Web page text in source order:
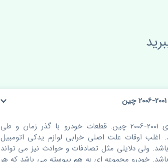
شلگیر جلو چپ تویوتا کمری 2001-2006 چین. قطعات خودرو با گذر زمان و طی
اوقات علت اصلی خرابی لوازم یدکی اتومبیل
ولی دلایلی مثل تصادفات و حوادث نیز می تواند